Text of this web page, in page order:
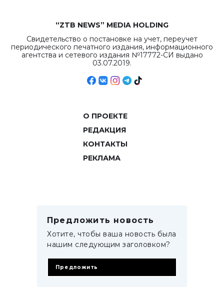
“ZTB NEWS” MEDIA HOLDING
Свидетельство о постановке на учет, переучет
периодического печатного издания, информационного
агентства и сетевого издания №17772-СИ выдано
03.07.2019.
О ПРОЕКТЕ
РЕДАКЦИЯ
КОНТАКТЫ
РЕКЛАМА
Предложить новость
Хотите, чтобы ваша новость была
нашим следующим заголовком?
Предложить